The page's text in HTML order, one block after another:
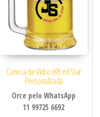
Caneca de Vidro 695 ml Star
Personalizada
Orce pelo WhatsApp
11 99725 6692